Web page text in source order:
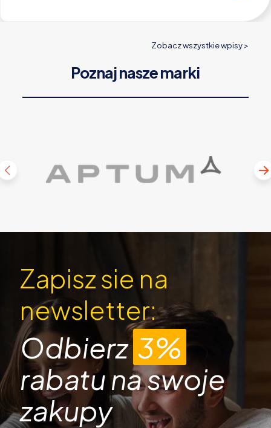
Zobacz wszystkie wpisy >
Poznaj nasze marki
Zapisz sie na
newsletter:
Odbierz3%
rabatu na swoje
zakupy